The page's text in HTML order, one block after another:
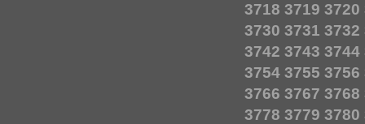
3718 3719 3720
3730 3731 3732
3742 3743 3744
3754 3755 3756
3766 3767 3768
3778 3779 3780